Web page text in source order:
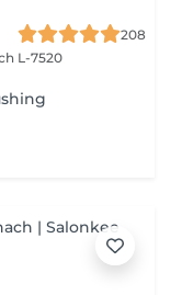
208
L-7520